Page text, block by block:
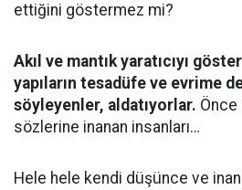
ettiğini göstermez mi?
Akıl ve mantık yaratıcıyı
yapıların tesadüfe ve evrime
söyleyenler, aldatıyorlar. Önce
sözlerine inanan insanları…
Hele hele kendi düşünce ve